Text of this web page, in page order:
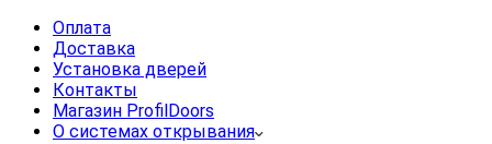
Оплата
Доставка
Установка дверей
Контакты
Магазин ProfilDoors
О системах открывания